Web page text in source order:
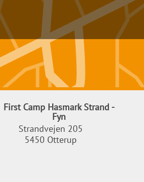
First Camp Hasmark Strand -
Fyn
Strandvejen 205
5450 Otterup